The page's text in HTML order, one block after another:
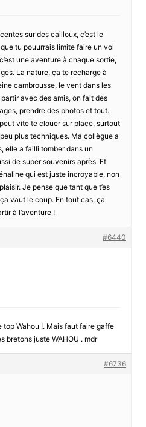
sur des cailloux, c’est le
tu pouurrais limite faire un vol
une aventure à chaque sortie,
La nature, ça te recharge à
cambrousse, le vent dans les
partir avec des amis, on fait des
prendre des photos et tout.
vite te clouer sur place, surtout
plus techniques. Ma collègue a
elle a failli tomber dans un
de super souvenirs après. Et
qui est juste incroyable, non
Je pense que tant que t’es
vaut le coup. En tout cas, ça
à l’aventure !
#6440
top Wahou !. Mais faut faire gaffe
bretons juste WAHOU . mdr
#6736